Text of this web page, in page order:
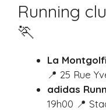
Running
🏃
La
📍 25 Rue
adidas
19h00 📍